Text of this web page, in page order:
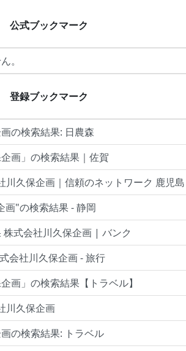
公式ブックマーク
。
登録ブックマーク
の検索結果: 日農森
企画」の検索結果｜佐賀
川久保企画｜信頼のネットワーク 鹿児島
画"の検索結果 - 静岡
式会社川久保企画 | バンク
会社川久保企画 - 旅行
画」の検索結果【トラベル】
川久保企画
の検索結果: トラベル